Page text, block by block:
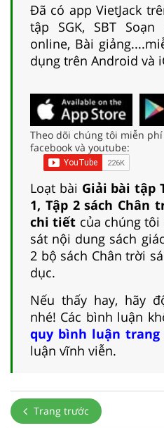
Đã có app VietJack
tập SGK, SBT
online, Bài
dụng trên Android và
Theo dõi chúng tôi miễn
facebook và youtube:
Loạt bài Giải bài tập
1, Tập 2 sách Chân
chi tiết của chúng
sát nội dung sách
2 bộ sách Chân trời
dục.
Nếu thấy hay, hãy
nhé! Các bình luận
quy bình luận trang
luận vĩnh viễn.
Trang trước